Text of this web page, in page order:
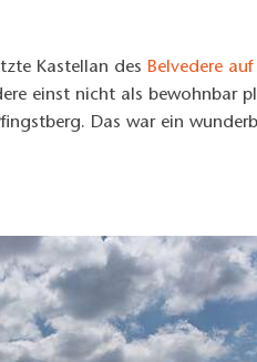
Kastellan des Belvedere
einst nicht als bewohnbar
Das war ein